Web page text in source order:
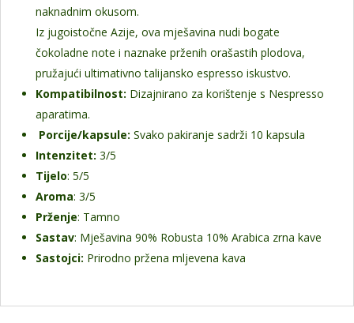
naknadnim okusom.
Iz jugoistočne Azije, ova mješavina nudi bogate
čokoladne note i naznake prženih orašastih plodova,
pružajući ultimativno talijansko espresso iskustvo.
Kompatibilnost: Dizajnirano za korištenje s Nespresso
aparatima.
Porcije/kapsule: Svako pakiranje sadrži 10 kapsula
Intenzitet: 3/5
Tijelo: 5/5
Aroma: 3/5
Prženje: Tamno
Sastav: Mješavina 90% Robusta 10% Arabica zrna kave
Sastojci: Prirodno pržena mljevena kava